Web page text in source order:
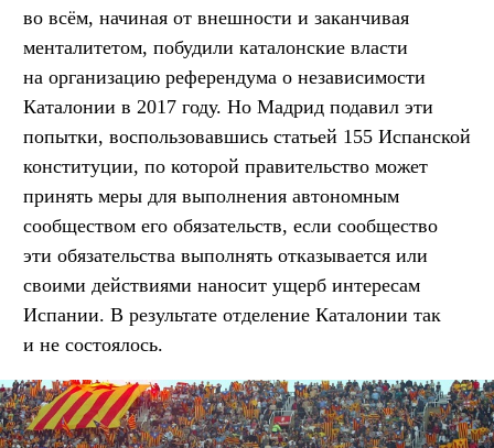
во всём, начиная от внешности и заканчивая
менталитетом, побудили каталонские власти
на организацию референдума о независимости
Каталонии в 2017 году. Но Мадрид подавил эти
попытки, воспользовавшись статьей 155 Испанской
конституции, по которой правительство может
принять меры для выполнения автономным
сообществом его обязательств, если сообщество
эти обязательства выполнять отказывается или
своими действиями наносит ущерб интересам
Испании. В результате отделение Каталонии так
и не состоялось.